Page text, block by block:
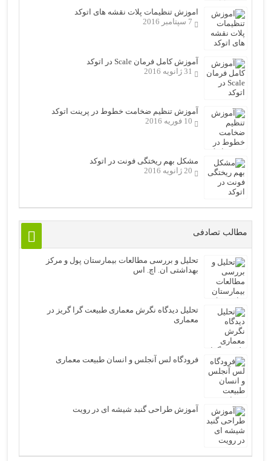
اموزش تنظیمات پلات نقشه های اتوکد
7 سپتامبر 2016
آموزش کامل فرمان Scale در اتوکد
31 ژانویه 2016
آموزش تنظیم ضخامت خطوط در پرینت اتوکد
10 فوریه 2016
مشکل بهم ریختگی فونت در اتوکد
20 ژانویه 2016
مطالب تصادفی
تحلیل و بررسی مطالعات بیمارستان پول و مرکز
بهداشتی ان. اچ. اس
تحلیل دیدگاه نگرش معماری طبيعت گرا گريز در
معماری
فرودگاه لس آنجلس و انسان طبیعت معماری
آموزش طراحی گنبد شیشه ای در رویت